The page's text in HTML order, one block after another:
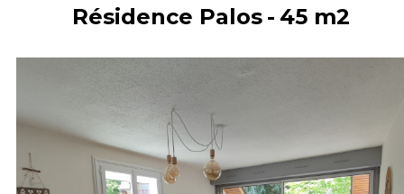
Résidence Palos 45 m2